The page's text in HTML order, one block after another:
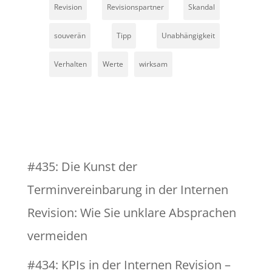
Revision Revisionspartner Skandal
souverän Tipp Unabhängigkeit
Verhalten Werte wirksam
#435: Die Kunst der
Terminvereinbarung in der Internen
Revision: Wie Sie unklare Absprachen
vermeiden
#434: KPIs in der Internen Revision –